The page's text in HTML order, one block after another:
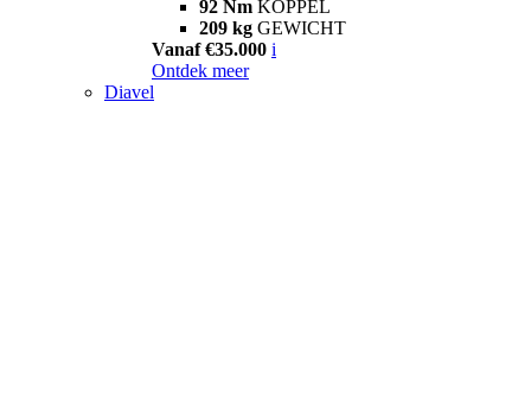
92 Nm KOPPEL
209 kg GEWICHT
Vanaf €35.000 i
Ontdek meer
Diavel